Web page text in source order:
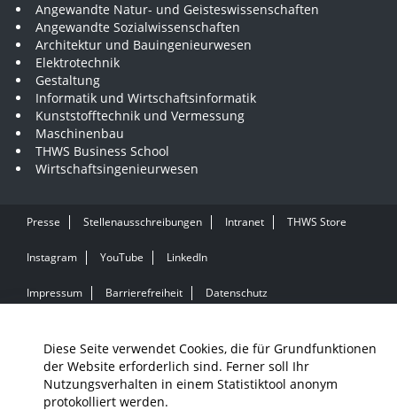
Diese Seite verwendet Cookies, die für Grundfunktionen
der Website erforderlich sind. Ferner soll Ihr
Nutzungsverhalten in einem Statistiktool anonym
protokolliert werden.
Angewandte Natur- und Geisteswissenschaften
Angewandte Sozialwissenschaften
Architektur und Bauingenieurwesen
Elektrotechnik
Gestaltung
Informatik und Wirtschaftsinformatik
Kunststofftechnik und Vermessung
Maschinenbau
THWS Business School
Wirtschaftsingenieurwesen
Presse Stellenausschreibungen Intranet THWS Store
Instagram YouTube LinkedIn
Impressum Barrierefreiheit Datenschutz